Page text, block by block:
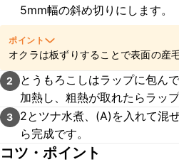
5mm幅の斜め切りにします。
ポイント
オクラは板ずりすることで表面の産
す。こちらの動画を参考にしてみて
2
とうもろこしはラップに包ん
加熱し、粗熱が取れたらラッ
3
2とツナ水煮、(A)を入れて混
ら完成です。
コツ・ポイント